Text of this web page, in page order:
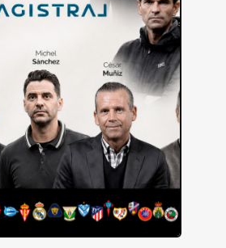
operativa del sistema de juego
• Rendimiento deportivo
del jugador y detección de talento
• Metodología de entrenamiento
y competencias psicológicas
• Gestión, comunicación y organización
• Dirección de equipos